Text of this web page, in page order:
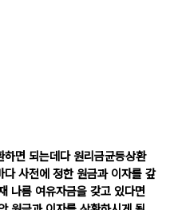
하면 되는데다 원리금균등상환
다 사전에 정한 원금과 이자를 갚
나름 여유자금을 갖고 있다면